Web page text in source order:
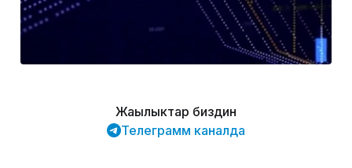
Жаңылыктар биздин
Телеграмм каналда